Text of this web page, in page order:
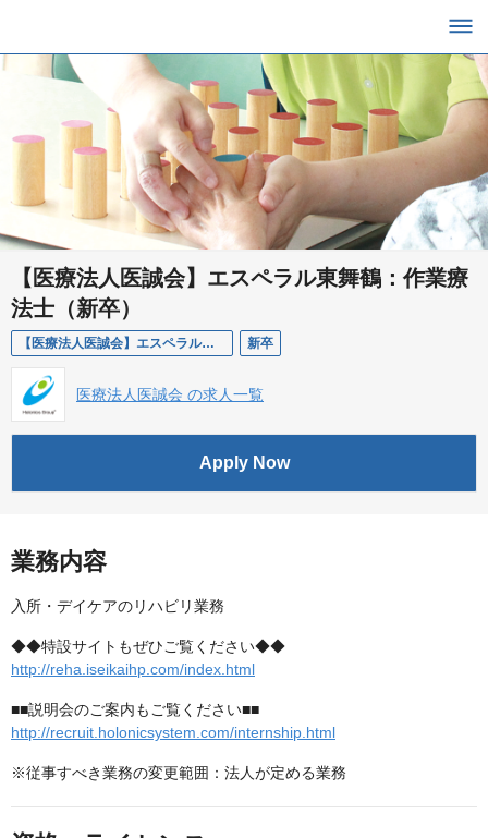
【医療法人医誠会】エスペラル東舞鶴：作業療
法士（新卒）
【医療法人医誠会】エスペラル東舞鶴：作業療法士（新卒） 新卒
医療法人医誠会 の求人一覧
Apply Now
業務内容
入所・デイケアのリハビリ業務
◆◆特設サイトもぜひご覧ください◆◆
http://reha.iseikaihp.com/index.html
■■説明会のご案内もご覧ください■■
http://recruit.holonicsystem.com/internship.html
※従事すべき業務の変更範囲：法人が定める業務